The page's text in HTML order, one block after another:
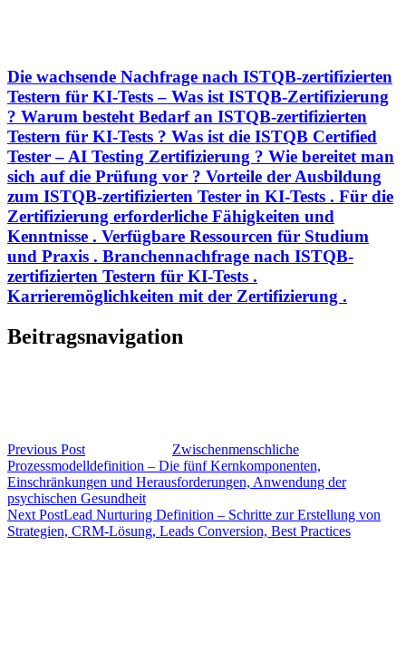
Die wachsende Nachfrage nach ISTQB-zertifizierten
Testern für KI-Tests – Was ist ISTQB-Zertifizierung
? Warum besteht Bedarf an ISTQB-zertifizierten
Testern für KI-Tests ? Was ist die ISTQB Certified
Tester – AI Testing Zertifizierung ? Wie bereitet man
sich auf die Prüfung vor ? Vorteile der Ausbildung
zum ISTQB-zertifizierten Tester in KI-Tests . Für die
Zertifizierung erforderliche Fähigkeiten und
Kenntnisse . Verfügbare Ressourcen für Studium
und Praxis . Branchennachfrage nach ISTQB-
zertifizierten Testern für KI-Tests .
Karrieremöglichkeiten mit der Zertifizierung .
Beitragsnavigation
Previous Post
Zwischenmenschliche
Prozessmodelldefinition – Die fünf Kernkomponenten,
Einschränkungen und Herausforderungen, Anwendung der
psychischen Gesundheit
Next PostLead Nurturing Definition – Schritte zur Erstellung von
Strategien, CRM-Lösung, Leads Conversion, Best Practices